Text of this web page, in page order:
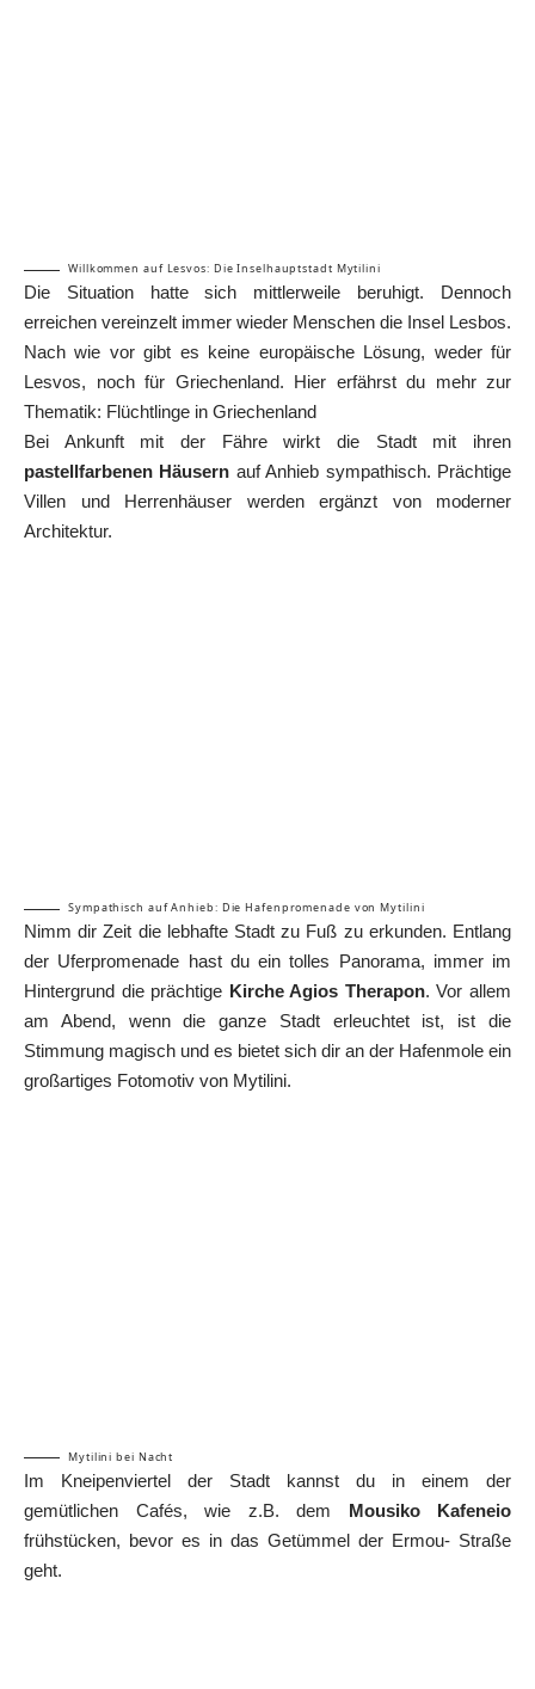
Willkommen auf Lesvos: Die Inselhauptstadt Mytilini
Die Situation hatte sich mittlerweile beruhigt. Dennoch
erreichen vereinzelt immer wieder Menschen die Insel Lesbos.
Nach wie vor gibt es keine europäische Lösung, weder für
Lesvos, noch für Griechenland. Hier erfährst du mehr zur
Thematik: Flüchtlinge in Griechenland
Bei Ankunft mit der Fähre wirkt die Stadt mit ihren
pastellfarbenen Häusern auf Anhieb sympathisch. Prächtige
Villen und Herrenhäuser werden ergänzt von moderner
Architektur.
Sympathisch auf Anhieb: Die Hafenpromenade von Mytilini
Nimm dir Zeit die lebhafte Stadt zu Fuß zu erkunden. Entlang
der Uferpromenade hast du ein tolles Panorama, immer im
Hintergrund die prächtige Kirche Agios Therapon. Vor allem
am Abend, wenn die ganze Stadt erleuchtet ist, ist die
Stimmung magisch und es bietet sich dir an der Hafenmole ein
großartiges Fotomotiv von Mytilini.
Mytilini bei Nacht
Im Kneipenviertel der Stadt kannst du in einem der
gemütlichen Cafés, wie z.B. dem Mousiko Kafeneio
frühstücken, bevor es in das Getümmel der Ermou- Straße
geht.